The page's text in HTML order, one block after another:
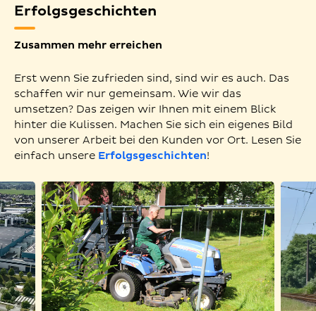
Erfolgsgeschichten
Zusammen mehr erreichen
Erst wenn Sie zufrieden sind, sind wir es auch. Das
schaffen wir nur gemeinsam. Wie wir das
umsetzen? Das zeigen wir Ihnen mit einem Blick
hinter die Kulissen. Machen Sie sich ein eigenes Bild
von unserer Arbeit bei den Kunden vor Ort. Lesen Sie
einfach unsere Erfolgsgeschichten!